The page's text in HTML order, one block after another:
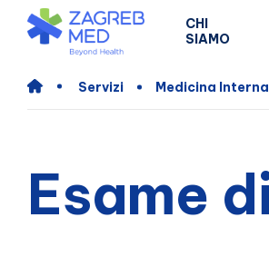
CHI
SIAMO
Servizi Medicina Interna
Esame